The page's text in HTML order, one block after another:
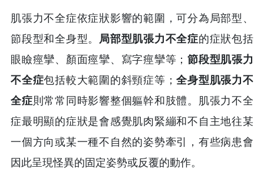
肌張力不全症依症狀影響的範圍，可分為局部型、
節段型和全身型。 局部型肌張力不全症的症狀包括
眼瞼痙攣、顏面痙攣、寫字痙攣等； 節段型肌張力
不全症包括較大範圍的斜頸症等； 全身型肌張力不
全症則常常同時影響整個軀幹和肢體。肌張力不全
症最明顯的症狀是會感覺肌肉緊繃和不自主地往某
一個方向或某一種不自然的姿勢牽引，有些病患會
因此呈現怪異的固定姿勢或反覆的動作。